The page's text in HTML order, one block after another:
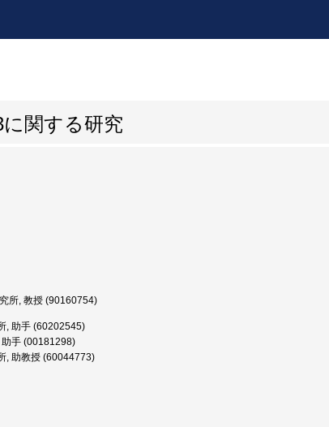
関する研究
所, 教授 (90160754)
, 助手 (60202545)
手 (00181298)
, 助教授 (60044773)